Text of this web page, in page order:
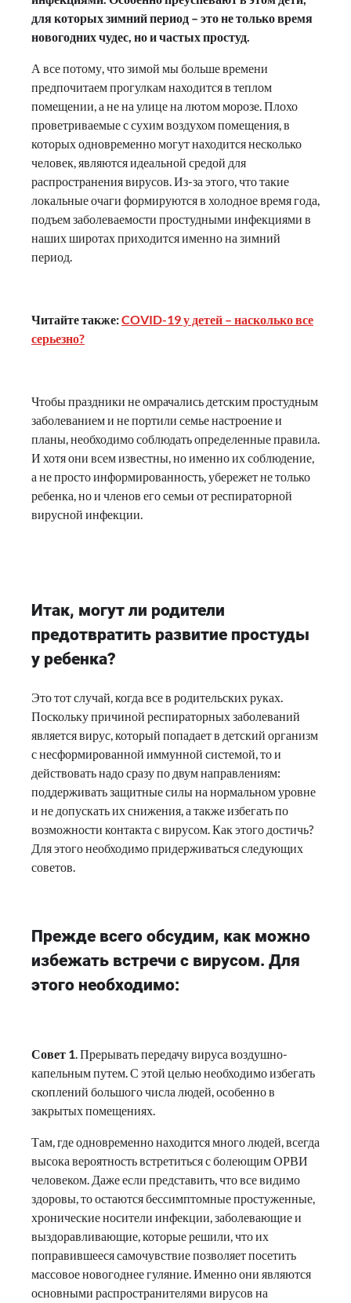
для которых зимний период – это не только время
новогодних чудес, но и частых простуд.
А все потому, что зимой мы больше времени
предпочитаем прогулкам находится в теплом
помещении, а не на улице на лютом морозе. Плохо
проветриваемые с сухим воздухом помещения, в
которых одновременно могут находится несколько
человек, являются идеальной средой для
распространения вирусов. Из-за этого, что такие
локальные очаги формируются в холодное время года,
подъем заболеваемости простудными инфекциями в
наших широтах приходится именно на зимний
период.
Читайте также:COVID-19 у детей – насколько все
серьезно?
Чтобы праздники не омрачались детским простудным
заболеванием и не портили семье настроение и
планы, необходимо соблюдать определенные правила.
И хотя они всем известны, но именно их соблюдение,
а не просто информированность, убережет не только
ребенка, но и членов его семьи от респираторной
вирусной инфекции.
Итак, могут ли родители
предотвратить развитие простуды
у ребенка?
Это тот случай, когда все в родительских руках.
Поскольку причиной респираторных заболеваний
является вирус, который попадает в детский организм
с несформированной иммунной системой, то и
действовать надо сразу по двум направлениям:
поддерживать защитные силы на нормальном уровне
и не допускать их снижения, а также избегать по
возможности контакта с вирусом. Как этого достичь?
Для этого необходимо придерживаться следующих
советов.
Прежде всего обсудим, как можно
избежать встречи с вирусом. Для
этого необходимо:
Совет 1. Прерывать передачу вируса воздушно-
капельным путем. С этой целью необходимо избегать
скоплений большого числа людей, особенно в
закрытых помещениях.
Там, где одновременно находится много людей, всегда
высока вероятность встретиться с болеющим ОРВИ
человеком. Даже если представить, что все видимо
здоровы, то остаются бессимптомные простуженные,
хронические носители инфекции, заболевающие и
выздоравливающие, которые решили, что их
поправившееся самочувствие позволяет посетить
массовое новогоднее гуляние. Именно они являются
основными распространителями вирусов на